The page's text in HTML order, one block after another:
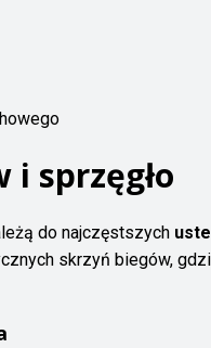
i sprzęgło
do najczęstszych
skrzyń biegów,